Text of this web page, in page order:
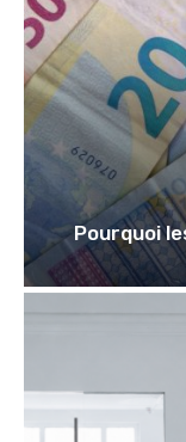
Pourquoi